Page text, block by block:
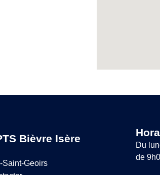
Bièvre Isère
Saint-Geoirs
Du
de